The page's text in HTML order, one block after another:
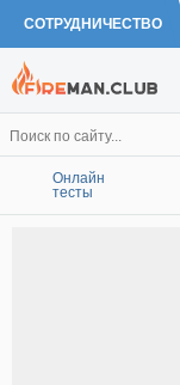
СОТРУДНИЧЕСТВО
Онлайн
тесты